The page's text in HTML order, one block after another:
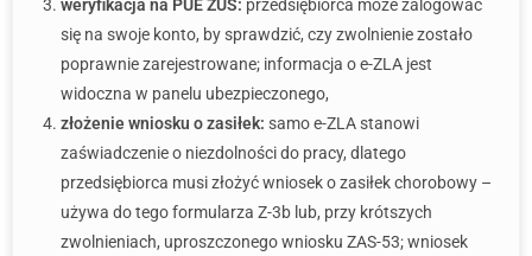
weryfikacja na PUE ZUS: przedsiębiorca może zalogować
się na swoje konto, by sprawdzić, czy zwolnienie zostało
poprawnie zarejestrowane; informacja o e-ZLA jest
widoczna w panelu ubezpieczonego,
złożenie wniosku o zasiłek: samo e-ZLA stanowi
zaświadczenie o niezdolności do pracy, dlatego
przedsiębiorca musi złożyć wniosek o zasiłek chorobowy –
używa do tego formularza Z-3b lub, przy krótszych
zwolnieniach, uproszczonego wniosku ZAS-53; wniosek